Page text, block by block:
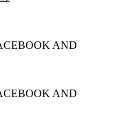
AND
AND